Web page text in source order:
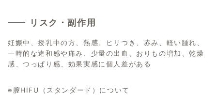
リスク・副作用
妊娠中、授乳中の方、熱感、ヒリつき、赤み、軽い腫れ、
一時的な違和感や痛み、少量の出血、おりもの増加、乾燥
感、つっぱり感、効果実感に個人差がある
※膣HIFU（スタンダード）について